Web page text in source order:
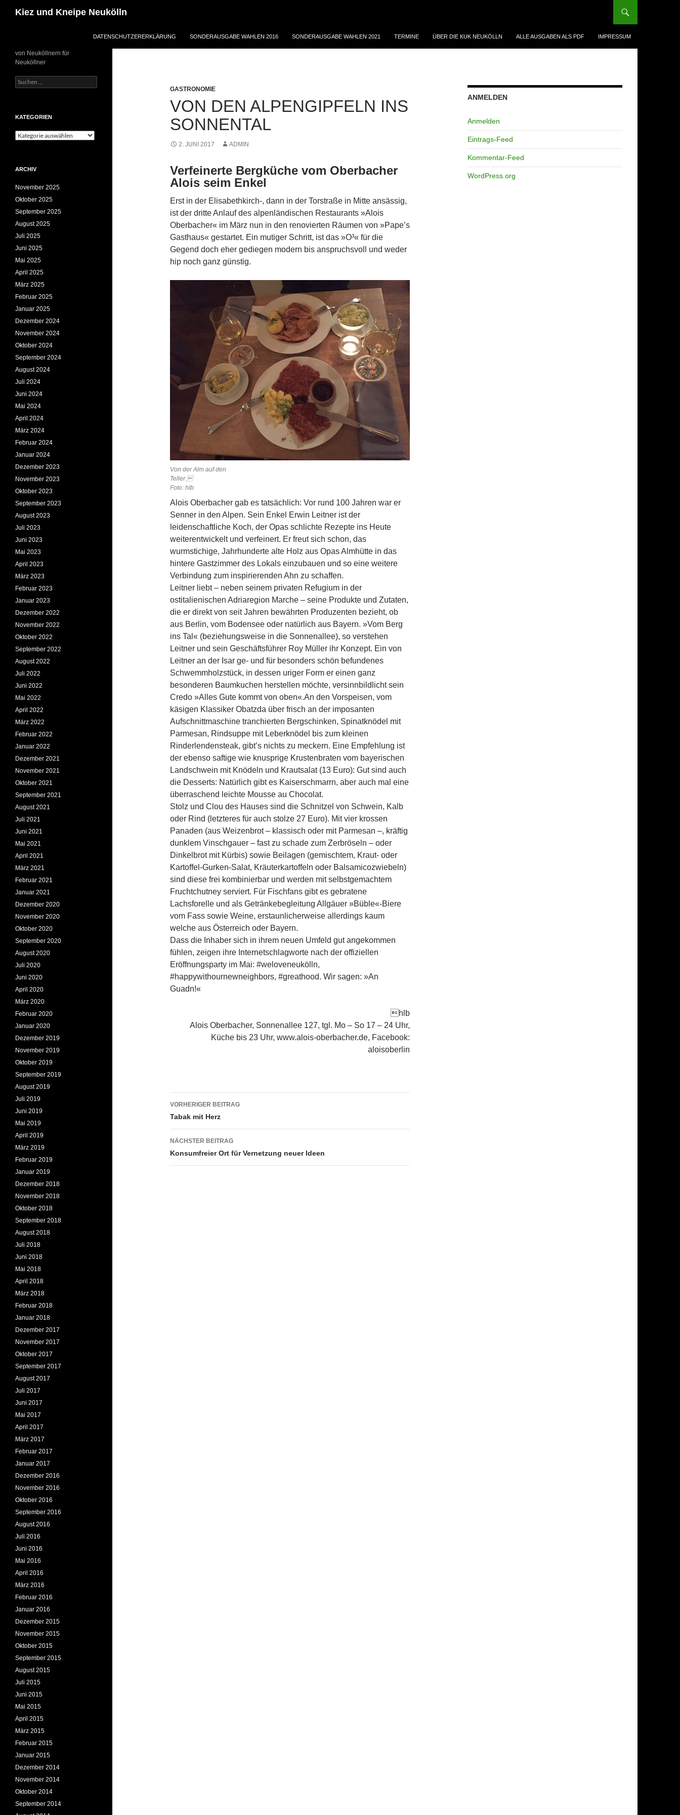
Inhalt
Kiez und Kneipe Neukölln
DATENSCHUTZERERKLÄRUNG SONDERAUSGABE WAHLEN 2016 SONDERAUSGABE WAHLEN 2021 TERMINE ÜBER DIE KUK NEUKÖLLN ALLE AUSGABEN ALS PDF IMPRESSUM
GASTRONOMIE
VON DEN ALPENGIPFELN INS
SONNENTAL
2. JUNI 2017 ADMIN
Verfeinerte Bergküche vom Oberbacher
Alois seim Enkel
Erst in der Elisabeth­kirch-, dann in der Torstraße in Mitte ansässig,
ist der dritte Anlauf des alpenländischen Restaurants »Alois
Oberbacher« im März nun in den renovierten Räumen von »Pape’s
Gasthaus« gestartet. Ein mutiger Schritt, ist das »O³« für die
Gegend doch eher gediegen modern bis anspruchsvoll und weder
hip noch ganz günstig.
Von der Alm auf den
Teller.
Foto: hlb
Alois Oberbacher gab es tatsächlich: Vor rund 100 Jahren war er
Senner in den Alpen. Sein Enkel Erwin Leitner ist der
leidenschaftliche Koch, der Opas schlichte Rezepte ins Heute
weiterentwickelt und verfeinert. Er freut sich schon, das
wurmstichige, Jahrhunderte alte Holz aus Opas Almhütte in das
hintere Gastzimmer des Lokals einzubauen und so eine weitere
Verbindung zum inspirierenden Ahn zu schaffen.
Leitner liebt – neben seinem privaten Refugium in der
ostitalienischen Adriaregion Marche – seine Produkte und Zutaten,
die er direkt von seit Jahren bewährten Produzenten bezieht, ob
aus Berlin, vom Bodensee oder natürlich aus Bayern. »Vom Berg
ins Tal« (beziehungsweise in die Sonnenallee), so verstehen
Leitner und sein Geschäftsführer Roy Müller ihr Konzept. Ein von
Leitner an der Isar ge- und für besonders schön befundenes
Schwemmholzstück, in dessen uriger Form er einen ganz
besonderen Baumkuchen herstellen möchte, versinnbildlicht sein
Credo »Alles Gute kommt von oben«.An den Vorspeisen, vom
käsigen Klassiker Obatzda über frisch an der imposanten
Aufschnittmaschine tranchierten Bergschinken, Spinatknödel mit
Parmesan, Rindsuppe mit Leberknödel bis zum kleinen
Rinderlendensteak, gibt’s nichts zu meckern. Eine Empfehlung ist
der ebenso saftige wie knusprige Krustenbraten vom bayerischen
Landschwein mit Knödeln und Krautsalat (13 Euro): Gut sind auch
die Desserts: Natürlich gibt es Kaiserschmarrn, aber auch mal eine
überraschend leichte Mousse au Chocolat.
Stolz und Clou des Hauses sind die Schnitzel von Schwein, Kalb
oder Rind (letzteres für auch stolze 27 Euro). Mit vier krossen
Panaden (aus Weizenbrot – klassisch oder mit Parmesan –, kräftig
dunklem Vinschgauer – fast zu schade zum Zerbröseln – oder
Dinkelbrot mit Kürbis) sowie Beilagen (gemischtem, Kraut- oder
Kartoffel-Gurken-Salat, Kräuterkartoffeln oder Balsamicozwiebeln)
sind diese frei kombinierbar und werden mit selbstgemachtem
Fruchtchutney serviert. Für Fischfans gibt es gebratene
Lachsforelle und als Getränkebegleitung Allgäuer »Büble«-Biere
vom Fass sowie Weine, erstaunlicherweise allerdings kaum
welche aus Österreich oder Bayern.
Dass die Inhaber sich in ihrem neuen Umfeld gut angekommen
fühlen, zeigen ihre Internetschlagworte nach der offiziellen
Eröffnungsparty im Mai: #weloveneukölln,
#happywithournewneighbors, #greathood. Wir sagen: »An
Guadn!«
hlb
Alois Oberbacher, Sonnenallee 127, tgl. Mo – So 17 – 24 Uhr,
Küche bis 23 Uhr, www.alois-oberbacher.de, Facebook:
aloisoberlin
Beitragsnavigation
VORHERIGER BEITRAG
Tabak mit Herz
NÄCHSTER BEITRAG
Konsumfreier Ort für Vernetzung neuer Ideen
ANMELDEN
Anmelden
Eintrags-Feed
Kommentar-Feed
WordPress.org
von Neuköllnern für
Neuköllner
Suchen
nach:
KATEGORIEN
Kategorien
ARCHIV
November 2025
Oktober 2025
September 2025
August 2025
Juli 2025
Juni 2025
Mai 2025
April 2025
März 2025
Februar 2025
Januar 2025
Dezember 2024
November 2024
Oktober 2024
September 2024
August 2024
Juli 2024
Juni 2024
Mai 2024
April 2024
März 2024
Februar 2024
Januar 2024
Dezember 2023
November 2023
Oktober 2023
September 2023
August 2023
Juli 2023
Juni 2023
Mai 2023
April 2023
März 2023
Februar 2023
Januar 2023
Dezember 2022
November 2022
Oktober 2022
September 2022
August 2022
Juli 2022
Juni 2022
Mai 2022
April 2022
März 2022
Februar 2022
Januar 2022
Dezember 2021
November 2021
Oktober 2021
September 2021
August 2021
Juli 2021
Juni 2021
Mai 2021
April 2021
März 2021
Februar 2021
Januar 2021
Dezember 2020
November 2020
Oktober 2020
September 2020
August 2020
Juli 2020
Juni 2020
April 2020
März 2020
Februar 2020
Januar 2020
Dezember 2019
November 2019
Oktober 2019
September 2019
August 2019
Juli 2019
Juni 2019
Mai 2019
April 2019
März 2019
Februar 2019
Januar 2019
Dezember 2018
November 2018
Oktober 2018
September 2018
August 2018
Juli 2018
Juni 2018
Mai 2018
April 2018
März 2018
Februar 2018
Januar 2018
Dezember 2017
November 2017
Oktober 2017
September 2017
August 2017
Juli 2017
Juni 2017
Mai 2017
April 2017
März 2017
Februar 2017
Januar 2017
Dezember 2016
November 2016
Oktober 2016
September 2016
August 2016
Juli 2016
Juni 2016
Mai 2016
April 2016
März 2016
Februar 2016
Januar 2016
Dezember 2015
November 2015
Oktober 2015
September 2015
August 2015
Juli 2015
Juni 2015
Mai 2015
April 2015
März 2015
Februar 2015
Januar 2015
Dezember 2014
November 2014
Oktober 2014
September 2014